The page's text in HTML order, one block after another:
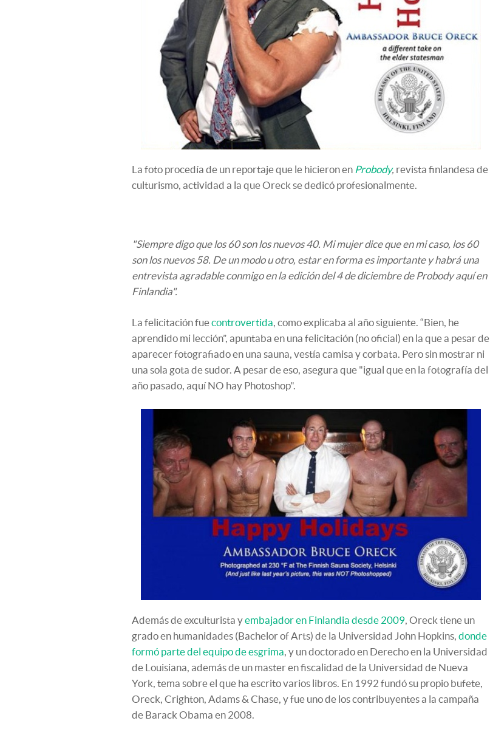
La foto procedía de un reportaje que le hicieron en Probody, revista finlandesa de
culturismo, actividad a la que Oreck se dedicó profesionalmente.
"Siempre digo que los 60 son los nuevos 40. Mi mujer dice que en mi caso, los 60
son los nuevos 58. De un modo u otro, estar en forma es importante y habrá una
entrevista agradable conmigo en la edición del 4 de diciembre de Probody aquí en
Finlandia".
La felicitación fuecontrovertida, como explicaba al año siguiente. “Bien, he
aprendido mi lección”, apuntaba en una felicitación (no oficial) en la que a pesar de
aparecer fotografiado en una sauna, vestía camisa y corbata. Pero sin mostrar ni
una sola gota de sudor. A pesar de eso, asegura que "igual que en la fotografía del
año pasado, aquí NO hay Photoshop".
Además de exculturista yembajador en Finlandia desde 2009, Oreck tiene un
grado en humanidades (Bachelor of Arts) de la Universidad John Hopkins, donde
formó parte del equipo de esgrima, y un doctorado en Derecho en la Universidad
de Louisiana, además de un master en fiscalidad de la Universidad de Nueva
York, tema sobre el que ha escrito varios libros. En 1992 fundó su propio bufete,
Oreck, Crighton, Adams & Chase, y fue uno de los contribuyentes a la campaña
de Barack Obama en 2008.